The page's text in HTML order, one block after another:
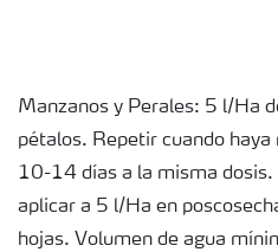
Manzanos y Perales: 5 l/Ha
pétalos. Repetir cuando
10-14 días a la misma dosis.
aplicar a 5 l/Ha en
hojas. Volumen de agua